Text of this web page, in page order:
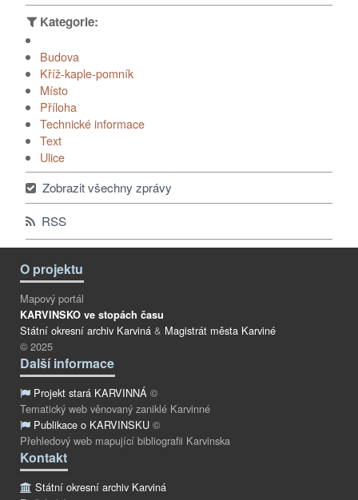
Budova
Kříž-kaple-pomník
Místo
Příloha
Technické informace
Text
Ulice
Zobrazit všechny zprávy
RSS
O projektu
Mapový portál
KARVINSKO ve stopách času
Státní okresní archiv Karviná & Magistrát města Karviné
© 2025
Další informace
Projekt stará KARVINNÁ ©
Tematický web věnovaný zaniklé Karvinné
Publikace o KARVINSKU ©
Přehledový web mapující bibliografii Karvinska
Kontakt
Státní okresní archiv Karviná